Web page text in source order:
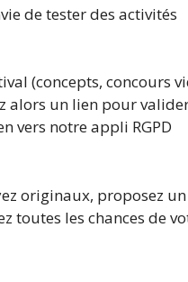
de tester des activités
(concepts, concours
alors un lien pour
vers notre appli RGPD
originaux, proposez un
toutes les chances de